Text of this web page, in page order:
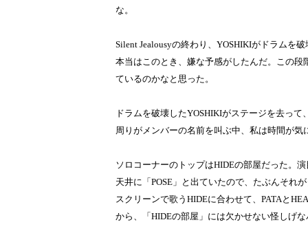
な。
Silent Jealousyの終わり、YOSHIKIがドラムを
本当はこのとき、嫌な予感がしたんだ。この
ているのかなと思った。
ドラムを破壊したYOSHIKIがステージを去って
周りがメンバーの名前を叫ぶ中、私は時間が
ソロコーナーのトップはHIDEの部屋だった。
天井に「POSE」と出ていたので、たぶんそれ
スクリーンで歌うHIDEに合わせて、PATAと
から、「HIDEの部屋」には欠かせない怪しげ